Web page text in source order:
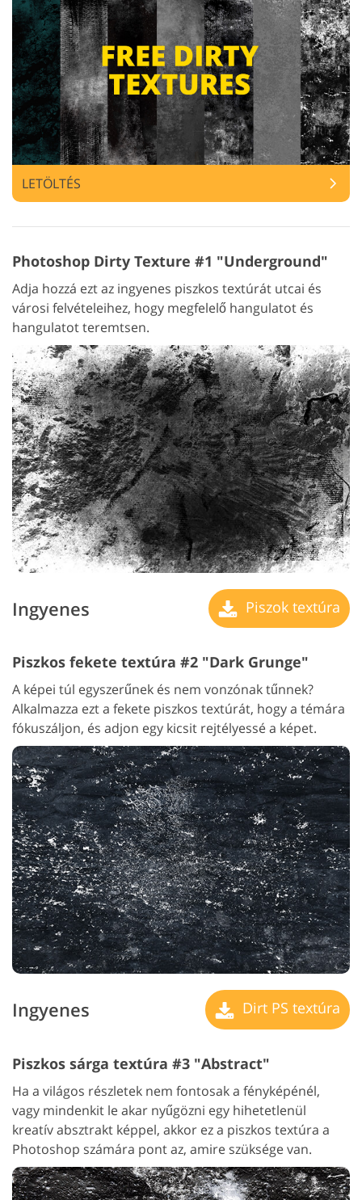
LETÖLTÉS
Photoshop Dirty Texture #1 "Underground"
Adja hozzá ezt az ingyenes piszkos textúrát utcai és
városi felvételeihez, hogy megfelelő hangulatot és
hangulatot teremtsen.
Ingyenes Piszok textúra
Piszkos fekete textúra #2 "Dark Grunge"
A képei túl egyszerűnek és nem vonzónak tűnnek?
Alkalmazza ezt a fekete piszkos textúrát, hogy a témára
fókuszáljon, és adjon egy kicsit rejtélyessé a képet.
Ingyenes Dirt PS textúra
Piszkos sárga textúra #3 "Abstract"
Ha a világos részletek nem fontosak a fényképénél,
vagy mindenkit le akar nyűgözni egy hihetetlenül
kreatív absztrakt képpel, akkor ez a piszkos textúra a
Photoshop számára pont az, amire szüksége van.